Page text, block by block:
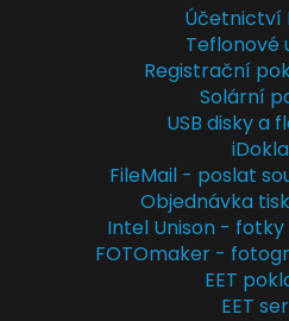
Účetnictví
Teflonové
Registrační
Solární
USB disky a
FileMail - poslat
Objednávka
Intel Unison - fotky
FOTOmaker -
EET
EET